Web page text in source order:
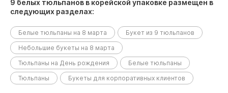
9 белых тюльпанов в корейской упаковке размещен в
следующих разделах:
Белые тюльпаны на 8 марта
Букет из 9 тюльпанов
Небольшие букеты на 8 марта
Тюльпаны на День рождения
Белые тюльпаны
Тюльпаны
Букеты для корпоративных клиентов